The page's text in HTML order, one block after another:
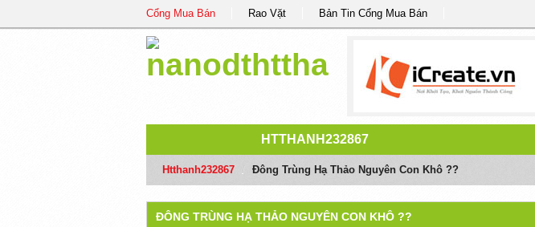
Cổng Mua Bán Rao Vặt Bản Tin Cổng Mua Bán
HTTHANH232867
Htthanh232867 Đông Trùng Hạ Thảo Nguyên Con Khô ??
ĐÔNG TRÙNG HẠ THẢO NGUYÊN CON KHÔ ??